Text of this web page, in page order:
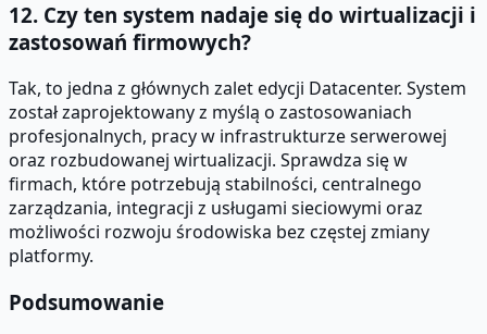
12. Czy ten system nadaje się do wirtualizacji i
zastosowań firmowych?
Tak, to jedna z głównych zalet edycji Datacenter. System
został zaprojektowany z myślą o zastosowaniach
profesjonalnych, pracy w infrastrukturze serwerowej
oraz rozbudowanej wirtualizacji. Sprawdza się w
firmach, które potrzebują stabilności, centralnego
zarządzania, integracji z usługami sieciowymi oraz
możliwości rozwoju środowiska bez częstej zmiany
platformy.
Podsumowanie